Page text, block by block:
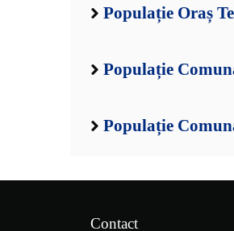
Populație Oraș
Populație
Populație
Contact